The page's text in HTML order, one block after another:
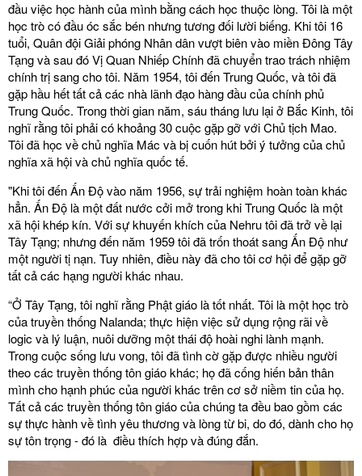
đầu việc học hành của mình bằng cách học thuộc lòng. Tôi là một
học trò có đầu óc sắc bén nhưng tương đối lười biếng. Khi tôi 16
tuổi, Quân đội Giải phóng Nhân dân vượt biên vào miền Đông Tây
Tạng và sau đó Vị Quan Nhiếp Chính đã chuyển trao trách nhiệm
chính trị sang cho tôi. Năm 1954, tôi đến Trung Quốc, và tôi đã
gặp hầu hết tất cả các nhà lãnh đạo hàng đầu của chính phủ
Trung Quốc. Trong thời gian năm, sáu tháng lưu lại ở Bắc Kinh, tôi
nghĩ rằng tôi phải có khoảng 30 cuộc gặp gỡ với Chủ tịch Mao.
Tôi đã học về chủ nghĩa Mác và bị cuốn hút bởi ý tưởng của chủ
nghĩa xã hội và chủ nghĩa quốc tế.
"Khi tôi đến Ấn Độ vào năm 1956, sự trải nghiệm hoàn toàn khác
hẳn. Ấn Độ là một đất nước cởi mở trong khi Trung Quốc là một
xã hội khép kín. Với sự khuyến khích của Nehru tôi đã trở về lại
Tây Tạng; nhưng đến năm 1959 tôi đã trốn thoát sang Ấn Độ như
một người tị nạn. Tuy nhiên, điều này đã cho tôi cơ hội để gặp gỡ
tất cả các hạng người khác nhau.
“Ở Tây Tạng, tôi nghĩ rằng Phật giáo là tốt nhất. Tôi là một học trò
của truyền thống Nalanda; thực hiện việc sử dụng rộng rãi về
logic và lý luận, nuôi dưỡng một thái độ hoài nghi lành mạnh.
Trong cuộc sống lưu vong, tôi đã tình cờ gặp được nhiều người
theo các truyền thống tôn giáo khác; họ đã cống hiến bản thân
mình cho hạnh phúc của người khác trên cơ sở niềm tin của họ.
Tất cả các truyền thống tôn giáo của chúng ta đều bao gồm các
sự thực hành về tình yêu thương và lòng từ bi, do đó, dành cho họ
sự tôn trọng - đó là điều thích hợp và đúng đắn.